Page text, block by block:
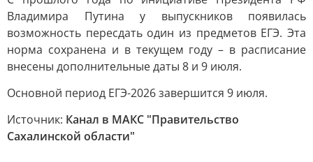
Владимира Путина у выпускников появилась
возможность пересдать один из предметов ЕГЭ. Эта
норма сохранена и в текущем году – в расписание
внесены дополнительные даты 8 и 9 июля.
Основной период ЕГЭ-2026 завершится 9 июля.
Источник: Канал в МАКС "Правительство
Сахалинской области"